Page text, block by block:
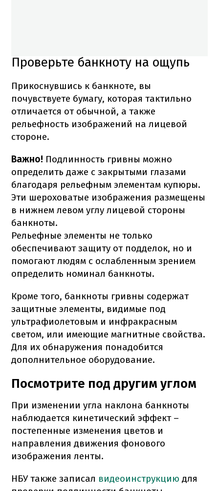
Проверьте банкноту на ощупь
Прикоснувшись к банкноте, вы
почувствуете бумагу, которая тактильно
отличается от обычной, а также
рельефность изображений на лицевой
стороне.
Важно! Подлинность гривны можно
определить даже с закрытыми глазами
благодаря рельефным элементам купюры.
Эти шероховатые изображения размещены
в нижнем левом углу лицевой стороны
банкноты.
Рельефные элементы не только
обеспечивают защиту от подделок, но и
помогают людям с ослабленным зрением
определить номинал банкноты.
Кроме того, банкноты гривны содержат
защитные элементы, видимые под
ультрафиолетовым и инфракрасным
светом, или имеющие магнитные свойства.
Для их обнаружения понадобится
дополнительное оборудование.
Посмотрите под другим углом
При изменении угла наклона банкноты
наблюдается кинетический эффект –
постепенные изменения цветов и
направления движения фонового
изображения ленты.
НБУ также записал видеоинструкцию для